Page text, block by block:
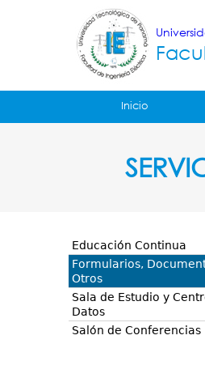
Tropical
Principal
Inicio
Educación Continua
Formularios,
Otros
Sala de Estudio y
Datos
Salón de Conferencias